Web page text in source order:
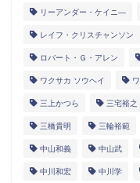
リーアンダー・ケイニ―
レイフ・クリスチャンソン
ロバート・Ｇ・アレン
ワクサカ ソウヘイ
三上かつら 三宅裕之
三橋貴明 三輪裕範
中山和義 中山武
中川和宏 中川学